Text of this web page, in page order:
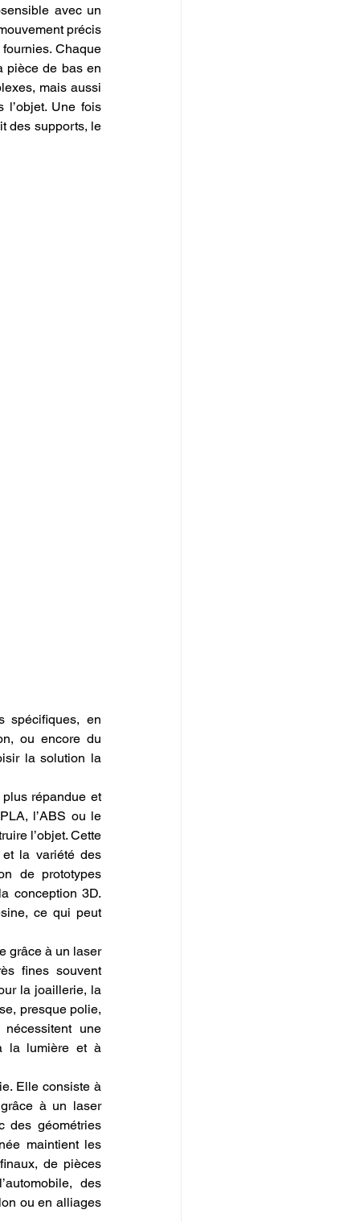
avec un
précis
Chaque
pièce de bas en
mais aussi
l’objet. Une fois
des supports, le
spécifiques, en
ou encore du
la solution la
répandue et
l’ABS ou le
l’objet. Cette
et la variété des
de prototypes
conception 3D.
ce qui peut
grâce à un laser
fines souvent
la joaillerie, la
presque polie,
une
la lumière et à
Elle consiste à
à un laser
des géométries
maintient les
de pièces
des
ou en alliages